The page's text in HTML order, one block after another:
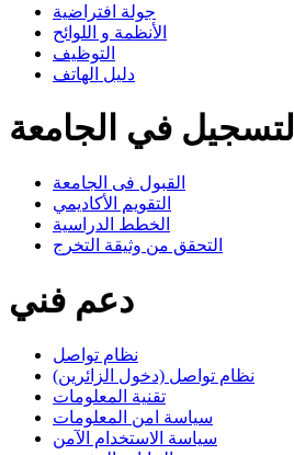
جولة افتراضية
الأنظمة و اللوائح
التوظيف
دليل الهاتف
التسجيل في الجامعة
القبول فى الجامعة
التقويم الأكاديمي
الخطط الدراسية
التحقق من وثيقة التخرج
دعم فني
نظام تواصل
نظام تواصل (دخول الزائرين)
تقنية المعلومات
سياسة امن المعلومات
سياسة الاستخدام الآمن